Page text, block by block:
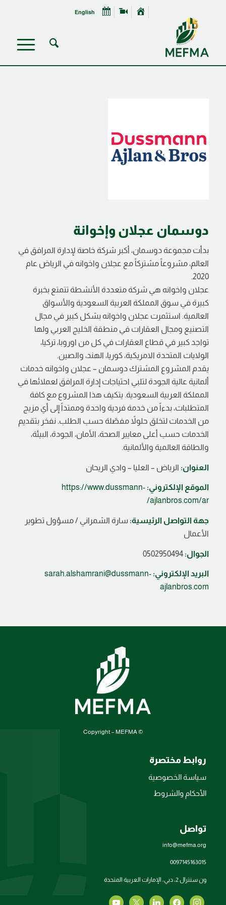
English
دوسمان عجلان وإخوانة
بدأت مجموعة دوسمان، أكبر شركة خاصة لإدارة المرافق في
العالم، مشروعاً مشتركاً مع عجلان واخوانه في الرياض عام
2020.
عجلان واخوانه هي شركة متعددة الأنشطة تتمتع بخبرة
كبيرة في سوق المملكة العربية السعودية والأسواق
العالمية. استثمرت عجلان واخوانه بشكل كبير في مجال
التصنيع ومجال العقارات في منطقة الخليج العربي ولها
تواجد كبير في قطاع العقارات في كل من اوروبا، تركيا،
الولايات المتحدة الامريكية، كوريا، الهند، والصين.
يقدم المشروع المشترك دوسمان – عجلان واخوانه خدمات
ألمانية عالية الجودة لتلبي احتياجات إدارة المرافق لعملائها في
المملكة العربية السعودية. يتكيف هذا المشروع مع كافة
المتطلبات، بدءاً من خدمة فردية واحدة وممتداً إلى أي مزيج
من الخدمات لتخلق حلولاً مفصّلة حسب الطلب. نفخر بتقديم
الخدمات حسب أعلى معايير الصحة، الأمان، الجودة، البيئة،
والطاقة العالمية والألمانية.
العنوان: الرياض – العليا – وادي الريحان
الموقع الإلكتروني: https://www.dussmann-
ajlanbros.com/ar/
جهة التواصل الرئيسية: سارة الشمراني / مسؤول تطوير
الأعمال
الجوال: 0502950494
البريد الإلكتروني: sarah.alshamrani@dussmann-
ajlanbros.com
© Copyright – MEFMA
روابط مختصرة
سياسة الخصوصية
الأحكام والشروط
تواصل
info@mefma.org
0097145163015
ون سنترال 2، دبي، الإمارات العربية المتحدة